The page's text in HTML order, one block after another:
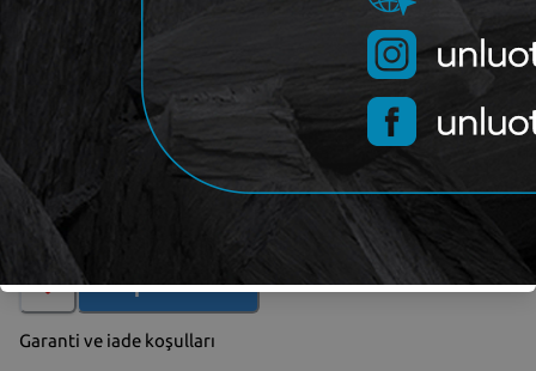
TOFAŞ
Yorum (
Sepete Ekle
Garanti ve iade koşulları